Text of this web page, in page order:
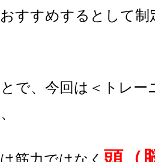
すすめするとして制
で、今回は＜トレ